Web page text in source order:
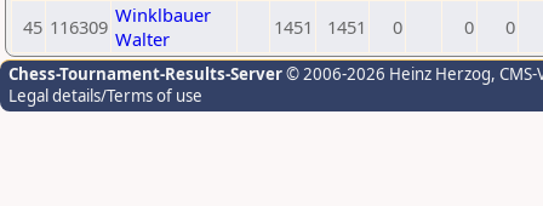
45 116309 Winklbauer
Walter
1451 1451 0 0 0
Chess-Tournament-Results-Server© 2006-2026 Heinz Herzog,
Legal details/Terms of use